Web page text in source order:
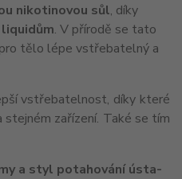
nikotinovou sůl, díky
. V přírodě se tato
tělo lépe vstřebatelný a
vstřebatelnost, díky které
stejném zařízení. Také se tím
a styl potahování ústa-